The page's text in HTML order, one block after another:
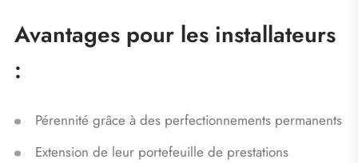
Avantages pour les installateurs
:
Pérennité grâce à des perfectionnements permanents
Extension de leur portefeuille de prestations